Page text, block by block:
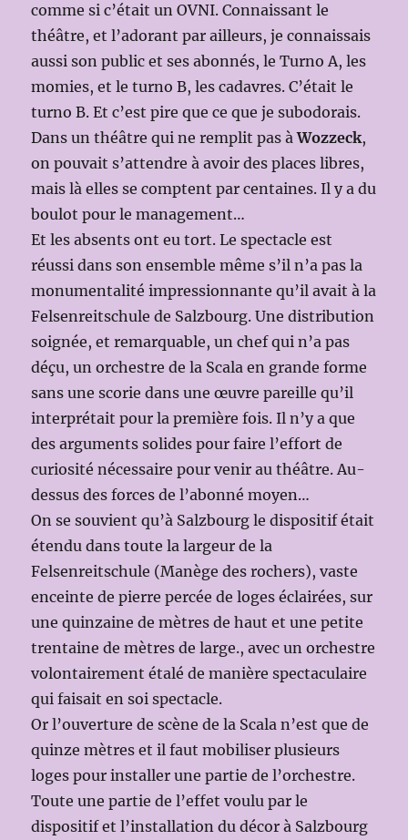
comme si c’était un OVNI. Connaissant le
théâtre, et l’adorant par ailleurs, je connaissais
aussi son public et ses abonnés, le Turno A, les
momies, et le turno B, les cadavres. C’était le
turno B. Et c’est pire que ce que je subodorais.
Dans un théâtre qui ne remplit pas àWozzeck,
on pouvait s’attendre à avoir des places libres,
mais là elles se comptent par centaines. Il y a du
boulot pour le management…
Et les absents ont eu tort. Le spectacle est
réussi dans son ensemble même s’il n’a pas la
monumentalité impressionnante qu’il avait à la
Felsenreitschule de Salzbourg. Une distribution
soignée, et remarquable, un chef qui n’a pas
déçu, un orchestre de la Scala en grande forme
sans une scorie dans une œuvre pareille qu’il
interprétait pour la première fois. Il n’y a que
des arguments solides pour faire l’effort de
curiosité nécessaire pour venir au théâtre. Au-
dessus des forces de l’abonné moyen…
On se souvient qu’à Salzbourg le dispositif était
étendu dans toute la largeur de la
Felsenreitschule (Manège des rochers), vaste
enceinte de pierre percée de loges éclairées, sur
une quinzaine de mètres de haut et une petite
trentaine de mètres de large., avec un orchestre
volontairement étalé de manière spectaculaire
qui faisait en soi spectacle.
Or l’ouverture de scène de la Scala n’est que de
quinze mètres et il faut mobiliser plusieurs
loges pour installer une partie de l’orchestre.
Toute une partie de l’effet voulu par le
dispositif et l’installation du décor à Salzbourg